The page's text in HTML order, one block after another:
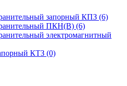
запорный КПЗ (6)
ПКН(В) (6)
электромагнитный
КТЗ (0)